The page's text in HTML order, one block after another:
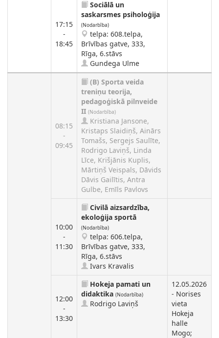
17:15
-
18:45
Sociālā un
saskarsmes psiholoģija
(Nodarbība)
telpa: 608.telpa,
Brīvības gatve, 333,
Rīga, 6.stāvs
Gundega Ulme
08:15
-
09:45
(B) Sporta veida
treniņu teorija,
pedagoģiskā pilnveide
II (Nodarbība)
Kristiana Jansone,
Kristaps Slaidiņš, Ainārs
Tomašs, Sergejs Saulīte,
Rodrigo Laviņš, Linda
Līce, Krišjānis Kuplis,
Mārtiņš Veispals, Dāvids
Dāvis Gailītis, Antra
Gulbe, Emīls Pavlovs
10:00
-
11:30
Civilā aizsardzība,
ekoloģija sportā
(Nodarbība)
telpa: 606.telpa,
Brīvības gatve, 333,
Rīga, 6.stāvs
Ivars Kravalis
12:00
-
13:30
Hokeja pamati un
didaktika (Nodarbība)
Rodrigo Laviņš
12.05.2026
- Norises
vieta
Hokeja
halle
Mogo;